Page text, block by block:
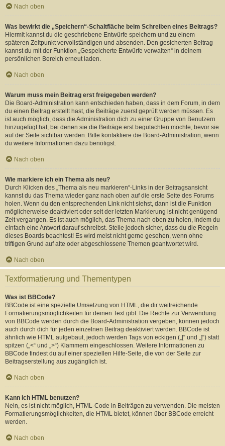
Nach oben
Was bewirkt die „Speichern“-Schaltfläche beim Schreiben eines Beitrags?
Hiermit kannst du die geschriebene Entwürfe speichern und zu einem
späteren Zeitpunkt vervollständigen und absenden. Den gesicherten Beitrag
kannst du mit der Funktion „Gespeicherte Entwürfe verwalten“ in deinem
persönlichen Bereich erneut laden.
Nach oben
Warum muss mein Beitrag erst freigegeben werden?
Die Board-Administration kann entschieden haben, dass in dem Forum, in dem
du einen Beitrag erstellt hast, die Beiträge zuerst geprüft werden müssen. Es
ist auch möglich, dass die Administration dich zu einer Gruppe von Benutzern
hinzugefügt hat, bei denen sie die Beiträge erst begutachten möchte, bevor sie
auf der Seite sichtbar werden. Bitte kontaktiere die Board-Administration, wenn
du weitere Informationen dazu benötigst.
Nach oben
Wie markiere ich ein Thema als neu?
Durch Klicken des „Thema als neu markieren“-Links in der Beitragsansicht
kannst du das Thema wieder ganz nach oben auf die erste Seite des Forums
holen. Wenn du den entsprechenden Link nicht siehst, dann ist die Funktion
möglicherweise deaktiviert oder seit der letzten Markierung ist nicht genügend
Zeit vergangen. Es ist auch möglich, das Thema nach oben zu holen, indem du
einfach eine Antwort darauf schreibst. Stelle jedoch sicher, dass du die Regeln
dieses Boards beachtest! Es wird meist nicht gerne gesehen, wenn ohne
triftigen Grund auf alte oder abgeschlossene Themen geantwortet wird.
Nach oben
Textformatierung und Thementypen
Was ist BBCode?
BBCode ist eine spezielle Umsetzung von HTML, die dir weitreichende
Formatierungsmöglichkeiten für deinen Text gibt. Die Rechte zur Verwendung
von BBCode werden durch die Board-Administration vergeben, können jedoch
auch durch dich für jeden einzelnen Beitrag deaktiviert werden. BBCode ist
ähnlich wie HTML aufgebaut, jedoch werden Tags von eckigen („[“ und „]“) statt
spitzen („<“ und „>“) Klammern eingeschlossen. Weitere Informationen zu
BBCode findest du auf einer speziellen Hilfe-Seite, die von der Seite zur
Beitragserstellung aus zugänglich ist.
Nach oben
Kann ich HTML benutzen?
Nein, es ist nicht möglich, HTML-Code in Beiträgen zu verwenden. Die meisten
Formatierungsmöglichkeiten, die HTML bietet, können über BBCode erreicht
werden.
Nach oben